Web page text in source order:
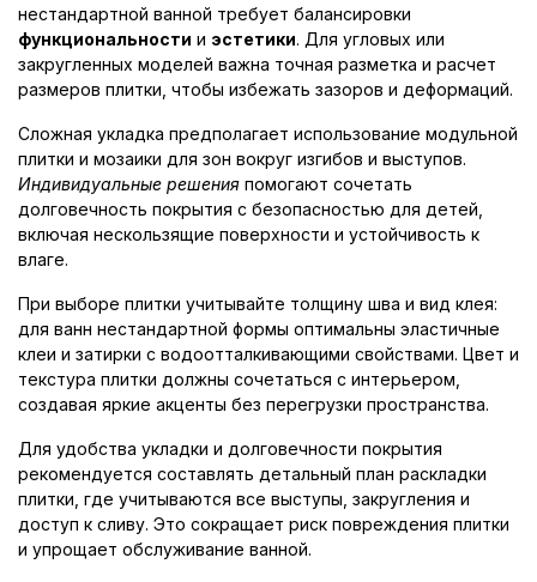
нестандартной ванной требует балансировки
функциональности и эстетики. Для угловых или
закругленных моделей важна точная разметка и расчет
размеров плитки, чтобы избежать зазоров и деформаций.
Сложная укладка предполагает использование модульной
плитки и мозаики для зон вокруг изгибов и выступов.
Индивидуальные решения помогают сочетать
долговечность покрытия с безопасностью для детей,
включая нескользящие поверхности и устойчивость к
влаге.
При выборе плитки учитывайте толщину шва и вид клея:
для ванн нестандартной формы оптимальны эластичные
клеи и затирки с водоотталкивающими свойствами. Цвет и
текстура плитки должны сочетаться с интерьером,
создавая яркие акценты без перегрузки пространства.
Для удобства укладки и долговечности покрытия
рекомендуется составлять детальный план раскладки
плитки, где учитываются все выступы, закругления и
доступ к сливу. Это сокращает риск повреждения плитки
и упрощает обслуживание ванной.